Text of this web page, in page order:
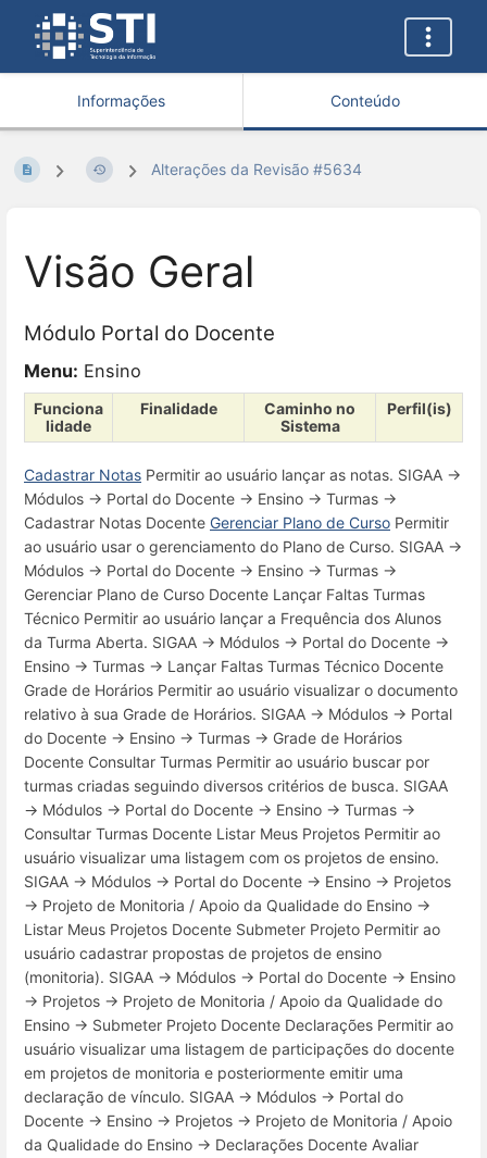
Informações Conteúdo
Alterações da Revisão #5634
Visão Geral
Módulo Portal do Docente
Menu: Ensino
Funciona
lidade
Finalidade
Caminho no
Sistema
Perfil(is)
Cadastrar Notas Permitir ao usuário lançar as notas. SIGAA →
Módulos → Portal do Docente → Ensino → Turmas →
Cadastrar Notas Docente Gerenciar Plano de Curso Permitir
ao usuário usar o gerenciamento do Plano de Curso. SIGAA →
Módulos → Portal do Docente → Ensino → Turmas →
Gerenciar Plano de Curso Docente Lançar Faltas Turmas
Técnico Permitir ao usuário lançar a Frequência dos Alunos
da Turma Aberta. SIGAA → Módulos → Portal do Docente →
Ensino → Turmas → Lançar Faltas Turmas Técnico Docente
Grade de Horários Permitir ao usuário visualizar o documento
relativo à sua Grade de Horários. SIGAA → Módulos → Portal
do Docente → Ensino → Turmas → Grade de Horários
Docente Consultar Turmas Permitir ao usuário buscar por
turmas criadas seguindo diversos critérios de busca. SIGAA
→ Módulos → Portal do Docente → Ensino → Turmas →
Consultar Turmas Docente Listar Meus Projetos Permitir ao
usuário visualizar uma listagem com os projetos de ensino.
SIGAA → Módulos → Portal do Docente → Ensino → Projetos
→ Projeto de Monitoria / Apoio da Qualidade do Ensino →
Listar Meus Projetos Docente Submeter Projeto Permitir ao
usuário cadastrar propostas de projetos de ensino
(monitoria). SIGAA → Módulos → Portal do Docente → Ensino
→ Projetos → Projeto de Monitoria / Apoio da Qualidade do
Ensino → Submeter Projeto Docente Declarações Permitir ao
usuário visualizar uma listagem de participações do docente
em projetos de monitoria e posteriormente emitir uma
declaração de vínculo. SIGAA → Módulos → Portal do
Docente → Ensino → Projetos → Projeto de Monitoria / Apoio
da Qualidade do Ensino → Declarações Docente Avaliar